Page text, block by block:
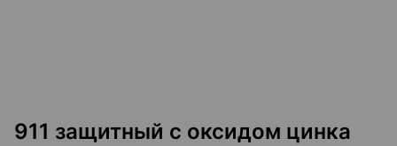
911 защитный с оксидом цинка